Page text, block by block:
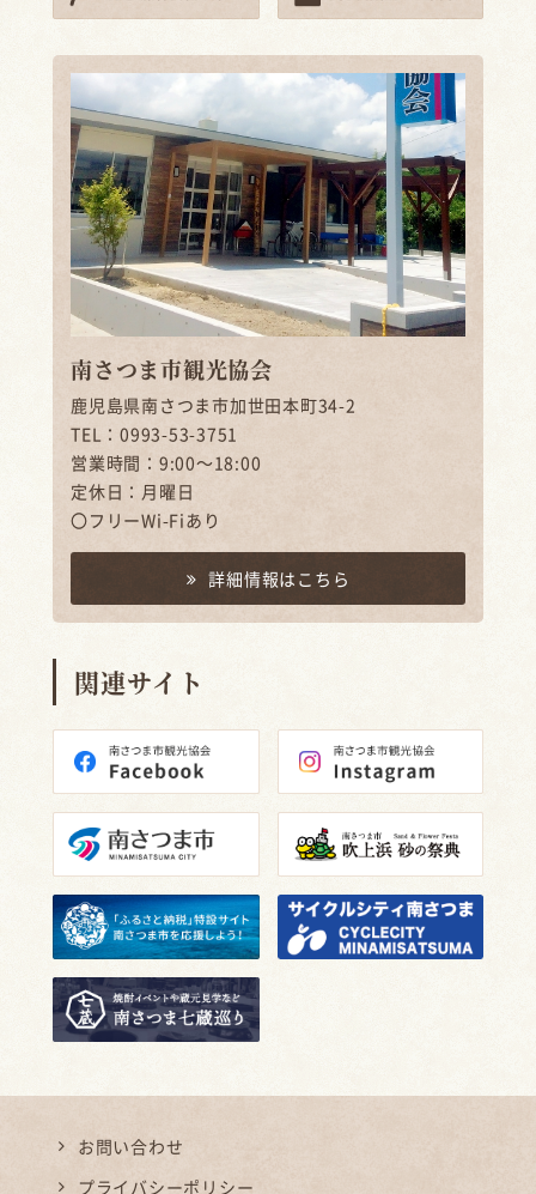
南さつま市観光協会
鹿児島県南さつま市加世田本町34-2
TEL：0993-53-3751
営業時間：9:00～18:00
定休日：月曜日
〇フリーWi-Fiあり
詳細情報はこちら
関連サイト
お問い合わせ
プライバシーポリシー